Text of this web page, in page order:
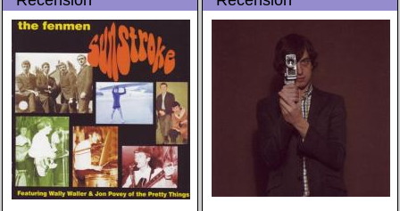
one-drop
i karriären